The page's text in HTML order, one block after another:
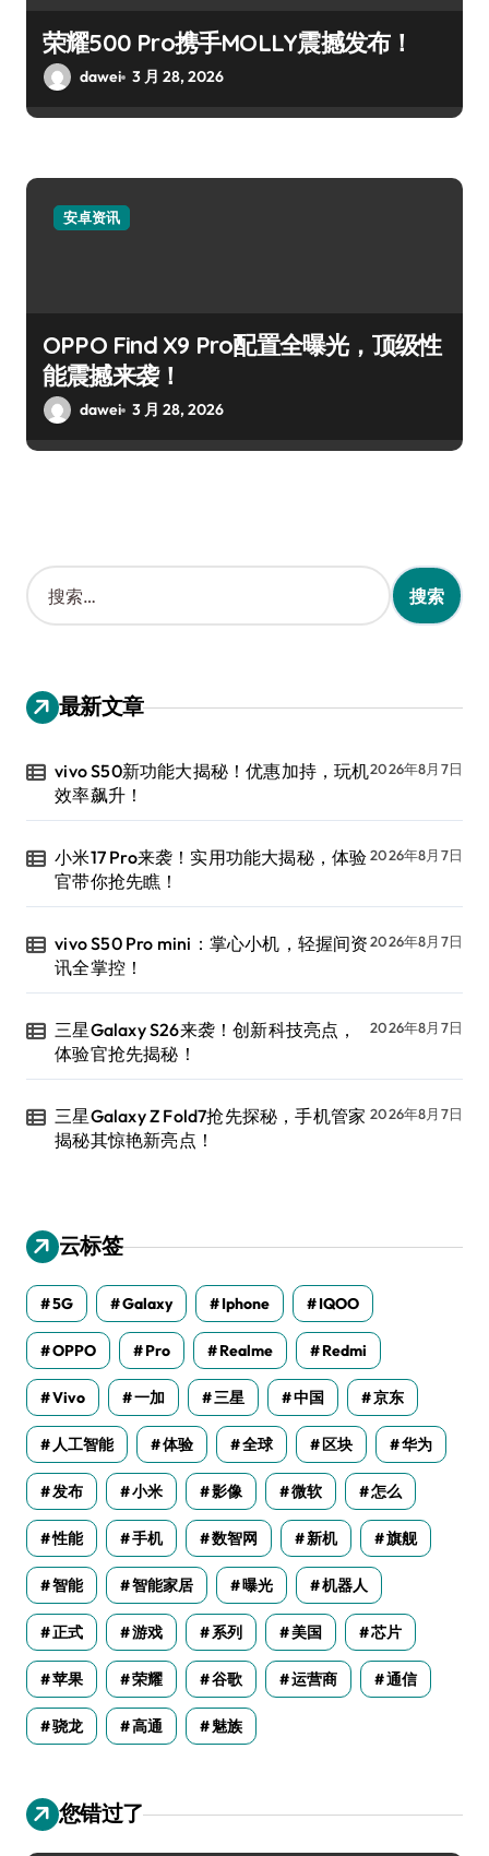
荣耀500 Pro携手MOLLY震撼发布！
dawei 3 月 28, 2026
安卓资讯
OPPO Find X9 Pro配置全曝光，顶级性
能震撼来袭！
dawei 3 月 28, 2026
搜
索
：
最新文章
vivo S50新功能大揭秘！优惠加持，玩机
效率飙升！
2026年8月7日
小米17 Pro来袭！实用功能大揭秘，体验
官带你抢先瞧！
2026年8月7日
vivo S50 Pro mini：掌心小机，轻握间资
讯全掌控！
2026年8月7日
三星Galaxy S26来袭！创新科技亮点，
体验官抢先揭秘！
2026年8月7日
三星Galaxy Z Fold7抢先探秘，手机管家
揭秘其惊艳新亮点！
2026年8月7日
云标签
5G Galaxy Iphone IQOO
OPPO Pro Realme Redmi
Vivo 一加 三星 中国 京东
人工智能 体验 全球 区块 华为
发布 小米 影像 微软 怎么
性能 手机 数智网 新机 旗舰
智能 智能家居 曝光 机器人
正式 游戏 系列 美国 芯片
苹果 荣耀 谷歌 运营商 通信
骁龙 高通 魅族
您错过了